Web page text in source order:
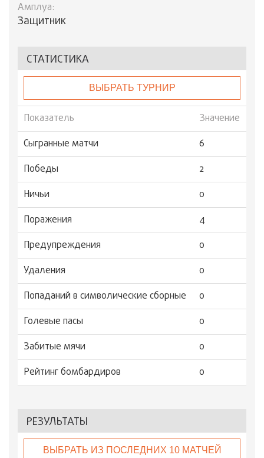
Амплуа:
Защитник
СТАТИСТИКА
ВЫБРАТЬ ТУРНИР
Показатель
Значение
Сыгранные матчи
6
Победы
2
Ничьи
0
Поражения
4
Предупреждения
0
Удаления
0
Попаданий в символические сборные
0
Голевые пасы
0
Забитые мячи
0
Рейтинг бомбардиров
0
РЕЗУЛЬТАТЫ
ВЫБРАТЬ ИЗ ПОСЛЕДНИХ 10 МАТЧЕЙ